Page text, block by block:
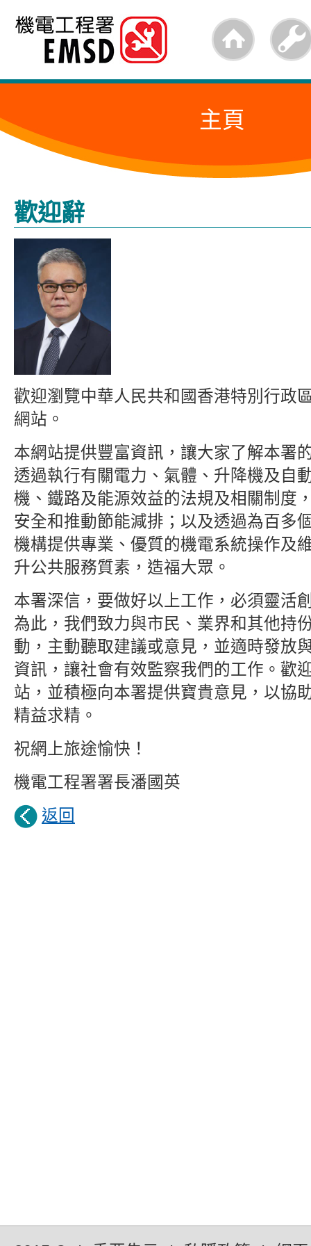
跳
內
的
始
主頁
歡迎辭
歡迎瀏覽中華人民共和國香港特別行政
網站。
本網站提供豐富資訊，讓大家了解本署
透過執行有關電力、氣體、升降機及自
機、鐵路及能源效益的法規及相關制度
安全和推動節能減排；以及透過為百多
機構提供專業、優質的機電系統操作及
升公共服務質素，造福大眾。
本署深信，要做好以上工作，必須靈活
為此，我們致力與市民、業界和其他持
動，主動聽取建議或意見，並適時發放
資訊，讓社會有效監察我們的工作。歡
站，並積極向本署提供寶貴意見，以協
精益求精。
祝網上旅途愉快！
機電工程署署長潘國英
返回